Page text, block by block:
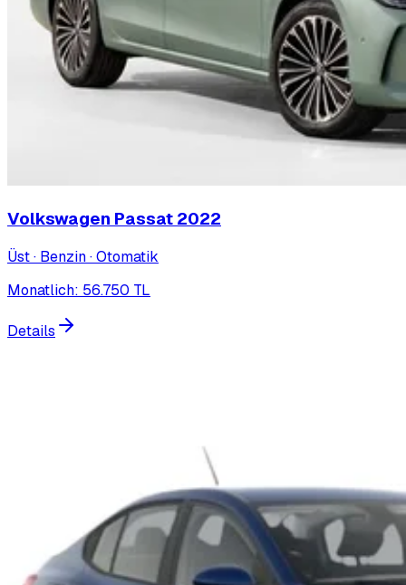
Volkswagen Passat 2022
Üst · Benzin · Otomatik
Monatlich: 56.750 TL
Details